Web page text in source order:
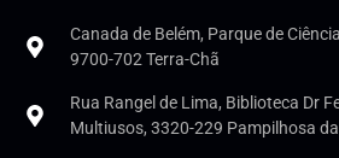
Canada de Belém, Parque de
9700-702 Terra-Chã
Rua Rangel de Lima, Biblioteca Dr
Multiusos, 3320-229 Pampilhosa